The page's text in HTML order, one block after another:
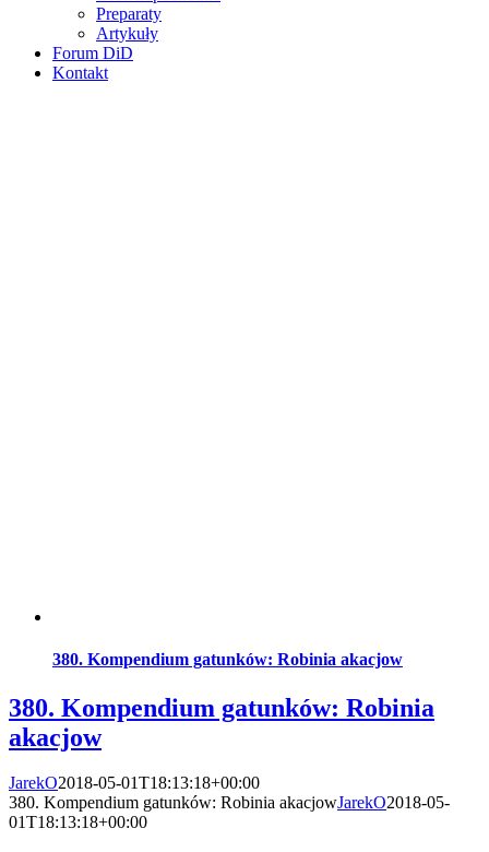
Preparaty
Artykuły
Forum DiD
Kontakt
380. Kompendium gatunków: Robinia akacjow
380. Kompendium gatunków: Robinia
akacjow
JarekO2018-05-01T18:13:18+00:00
380. Kompendium gatunków: Robinia akacjowJarekO2018-05-
01T18:13:18+00:00